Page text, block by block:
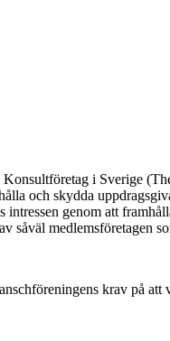
i Sverige
och skydda
intressen genom att
såväl medlemsföretagen
krav på